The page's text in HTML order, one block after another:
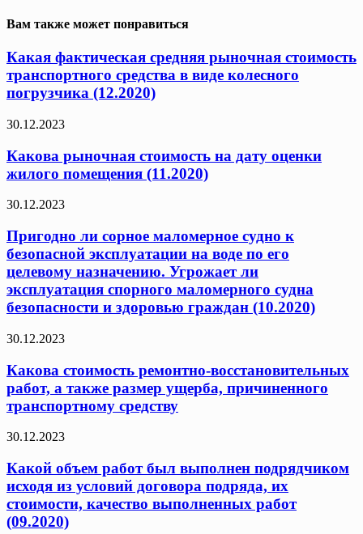
Вам также может понравиться
Какая фактическая средняя рыночная стоимость
транспортного средства в виде колесного
погрузчика (12.2020)
30.12.2023
Какова рыночная стоимость на дату оценки
жилого помещения (11.2020)
30.12.2023
Пригодно ли сорное маломерное судно к
безопасной эксплуатации на воде по его
целевому назначению. Угрожает ли
эксплуатация спорного маломерного судна
безопасности и здоровью граждан (10.2020)
30.12.2023
Какова стоимость ремонтно-восстановительных
работ, а также размер ущерба, причиненного
транспортному средству
30.12.2023
Какой объем работ был выполнен подрядчиком
исходя из условий договора подряда, их
стоимости, качество выполненных работ
(09.2020)